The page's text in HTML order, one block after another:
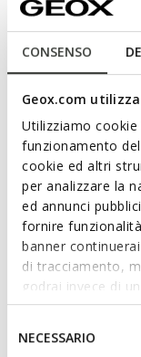
CONSENSO
Geox.com
Utilizziamo
funzionamento
cookie ed altri
per analizzare la
ed annunci
fornire
banner
di tracciamento,
godrai invece di
base dei tuoi
IMPOSTAZIONI
altri strumenti di
NECESSARIO
Descripción
presenta una
realza su
con clase los look
CÓDIGO DEL
Características
Con